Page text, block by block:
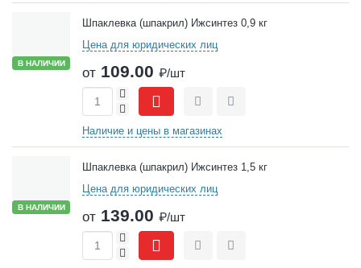
В НАЛИЧИИ
Шпаклевка (шпакрил) Ижсинтез 0,9 кг
Цена для юридических лиц
от 109.00 ₽/шт
-
+
СравнитьОтложить
Наличие и цены в магазинах
В НАЛИЧИИ
Шпаклевка (шпакрил) Ижсинтез 1,5 кг
Цена для юридических лиц
от 139.00 ₽/шт
-
+
СравнитьОтложить